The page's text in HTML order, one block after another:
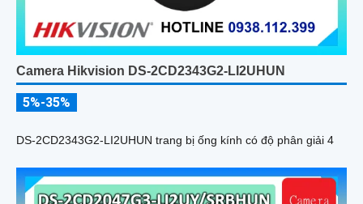
Camera Hikvision DS-2CD2343G2-LI2UHUN
5%-35%
DS-2CD2343G2-LI2UHUN trang bị ống kính có độ phân giải 4